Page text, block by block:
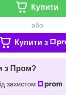
Купити
або
Купити з
з Пром?
захистом